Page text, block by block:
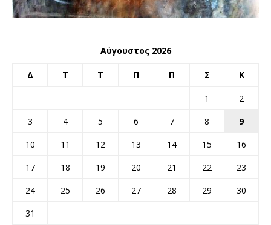
Αύγουστος 2026
Δ Τ Τ Π Π Σ Κ
1
2
3
4 5 6 7 8
9
10
11 12 13 14 15
16
17
18 19 20 21 22
23
24
25 26 27 28 29
30
31